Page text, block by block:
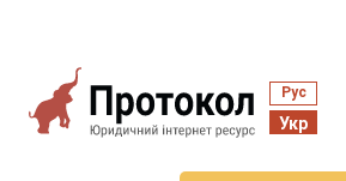
Рус
Укр